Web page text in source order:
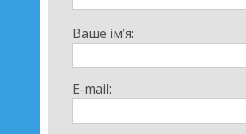
Ваше ім’я:
E-mail: